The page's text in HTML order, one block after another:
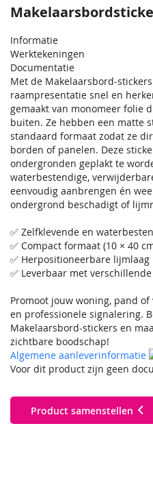
Informatie
Werktekeningen
Documentatie
Met de Makelaarsbord-
raampresentatie snel en
gemaakt van monomeer folie
buiten. Ze hebben een matte
standaard formaat zodat ze
borden of panelen. Deze
ondergronden geplakt te
waterbestendige,
eenvoudig aanbrengen én
ondergrond beschadigt of
✅ Zelfklevende en
✅ Compact formaat (10 × 40
✅ Herpositioneerbare lijmlaag
✅ Leverbaar met
Promoot jouw woning, pand
en professionele signalering.
Makelaarsbord-stickers en
zichtbare boodschap!
Algemene aanleverinformatie
Voor dit product zijn geen
Product samenstellen